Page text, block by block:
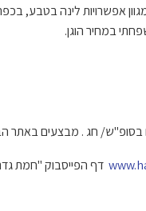
אפשרויות לינה בטבע,
במחיר הוגן.
דף הפייסבוק "חמת